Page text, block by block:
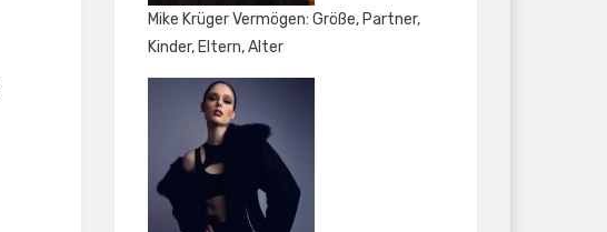
Mike Krüger Vermögen: Größe, Partner,
Kinder, Eltern, Alter